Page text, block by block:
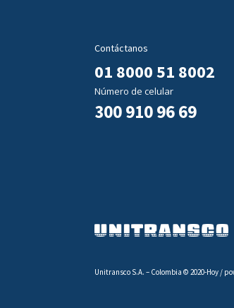
Contáctanos
01 8000 51 8002
Número de celular
300 910 96 69
Unitransco S.A. – Colombia © 2020-Hoy /